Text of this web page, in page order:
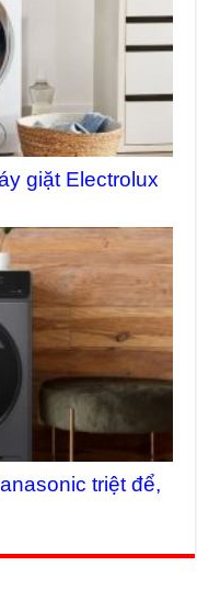
giặt Electrolux
triệt để,